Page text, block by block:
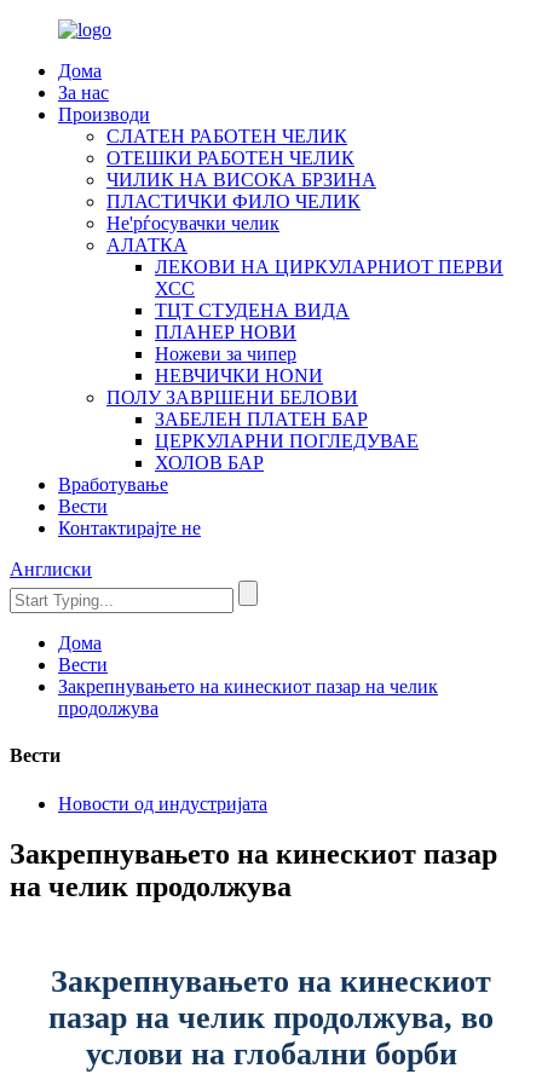
Дома
За нас
Производи
СЛАТЕН РАБОТЕН ЧЕЛИК
OTЕШКИ РАБОТЕН ЧЕЛИК
ЧИЛИК НА ВИСОКА БРЗИНА
ПЛАСТИЧКИ ФИЛО ЧЕЛИК
Не'рѓосувачки челик
АЛАТКА
ЛЕКОВИ НА ЦИРКУЛАРНИОТ ПЕРВИ
ХСС
ТЦТ СТУДЕНА ВИДА
ПЛАНЕР НОВИ
Ножеви за чипер
НЕВЧИЧКИ НОNИ
ПОЛУ ЗАВРШЕНИ БЕЛОВИ
ЗАБЕЛЕН ПЛАТЕН БАР
ЦЕРКУЛАРНИ ПОГЛЕДУВАЕ
ХОЛОВ БАР
Вработување
Вести
Контактирајте не
Англиски
Дома
Вести
Закрепнувањето на кинескиот пазар на челик
продолжува
Вести
Новости од индустријата
Закрепнувањето на кинескиот пазар
на челик продолжува
Закрепнувањето на кинескиот
пазар на челик продолжува, во
услови на глобални борби